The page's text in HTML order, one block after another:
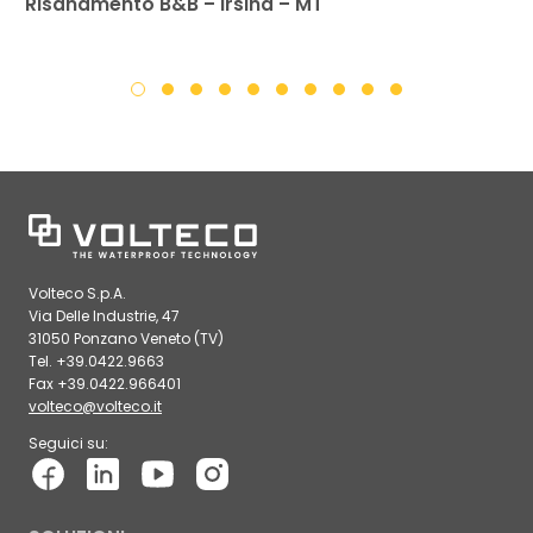
Volteco S.p.A.
Via Delle Industrie, 47
31050 Ponzano Veneto (TV)
Tel. +39.0422.9663
Fax +39.0422.966401
volteco@volteco.it
Seguici su: